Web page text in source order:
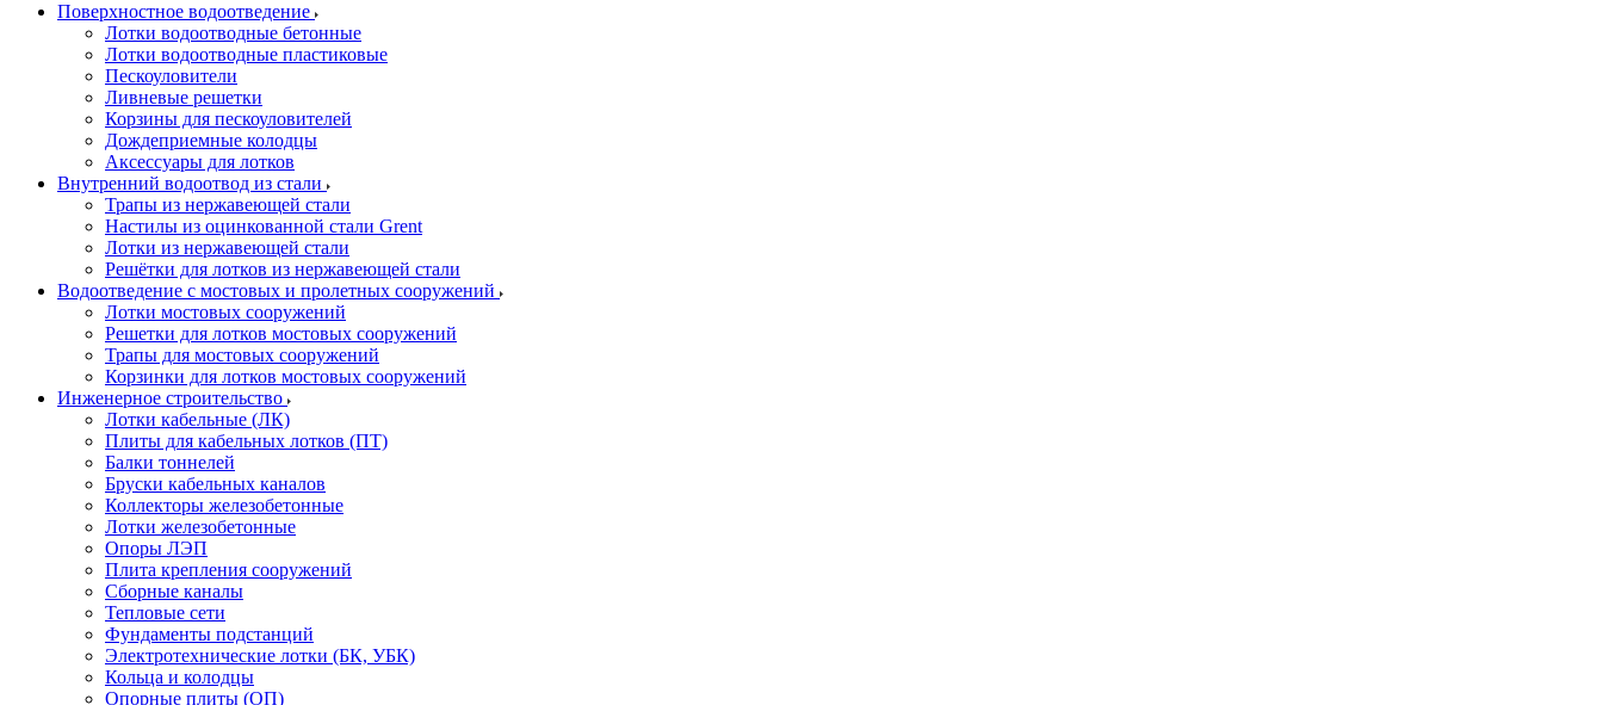
Поверхностное водоотведение
Лотки водоотводные бетонные
Лотки водоотводные пластиковые
Пескоуловители
Ливневые решетки
Корзины для пескоуловителей
Дождеприемные колодцы
Аксессуары для лотков
Внутренний водоотвод из стали
Трапы из нержавеющей стали
Настилы из оцинкованной стали Grent
Лотки из нержавеющей стали
Решётки для лотков из нержавеющей стали
Водоотведение с мостовых и пролетных сооружений
Лотки мостовых сооружений
Решетки для лотков мостовых сооружений
Трапы для мостовых сооружений
Корзинки для лотков мостовых сооружений
Инженерное строительство
Лотки кабельные (ЛК)
Плиты для кабельных лотков (ПТ)
Балки тоннелей
Бруски кабельных каналов
Коллекторы железобетонные
Лотки железобетонные
Опоры ЛЭП
Плита крепления сооружений
Сборные каналы
Тепловые сети
Фундаменты подстанций
Электротехнические лотки (БК, УБК)
Кольца и колодцы
Опорные плиты (ОП)